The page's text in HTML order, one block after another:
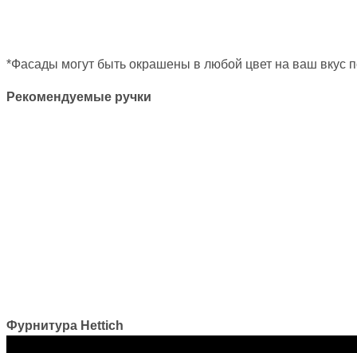
*Фасады могут быть окрашены в любой цвет на ваш вкус
Рекомендуемые ручки
Фурнитура Hettich